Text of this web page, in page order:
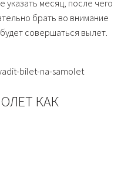
месяц, после чего
брать во внимание
совершаться вылет.
bilet-na-samolet
КАК